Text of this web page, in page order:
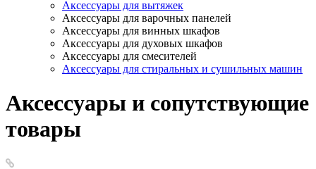
Аксессуары для вытяжек
Аксессуары для варочных панелей
Аксессуары для винных шкафов
Аксессуары для духовых шкафов
Аксессуары для смесителей
Аксессуары для стиральных и сушильных машин
Аксессуары и сопутствующие
товары